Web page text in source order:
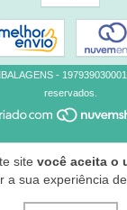
site você aceita o
a sua experiência
-
reservados.